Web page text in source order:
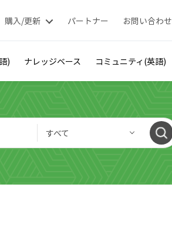
購入/更新 パートナー お問い合わせ
) ナレッジベース コミュニティ(英語)
すべて